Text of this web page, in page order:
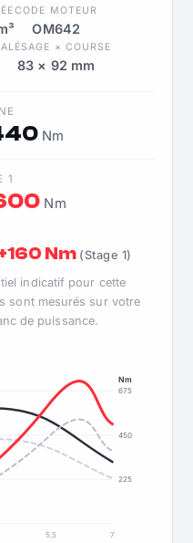
CODE MOTEUR
OM642
ALÉSAGE × COURSE
83 × 92 mm
Nm
1
Nm
Nm (Stage 1)
indicatif pour cette
sont mesurés sur votre
de puissance.
225
450
675
Nm
5,5
7